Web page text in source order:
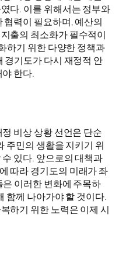
다. 이를 위해서는 정부와
협력이 필요하며, 예산의
출의 최소화가 필수적이
하기 위한 다양한 정책과
경기도가 다시 재정적 안
한다.
비상 상황 선언은 단순
주민의 생활을 지키기 위
있다. 앞으로의 대책과
따라 경기도의 미래가 좌
이러한 변화에 주목하
함께 나아가야 할 것이다.
하기 위한 노력은 이제 시